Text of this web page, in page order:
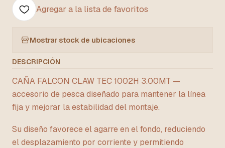
Agregar a la lista de favoritos
Mostrar stock de ubicaciones
DESCRIPCIÓN
CAÑA FALCON CLAW TEC 1002H 3.00MT —
accesorio de pesca diseñado para mantener la línea
fija y mejorar la estabilidad del montaje.
Su diseño favorece el agarre en el fondo, reduciendo
el desplazamiento por corriente y permitiendo